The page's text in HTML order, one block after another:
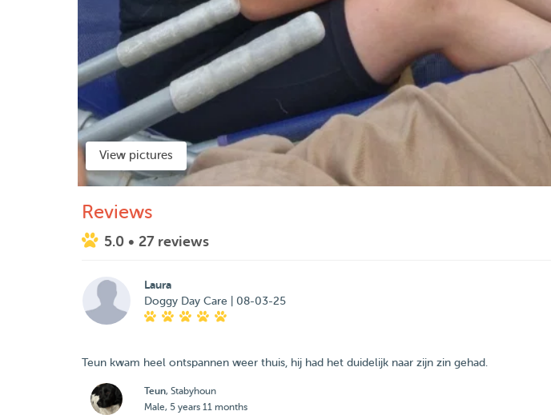
View pictures
Reviews
5.0 • 27 reviews
Laura
Doggy Day Care | 08-03-25
Teun kwam heel ontspannen weer thuis, hij had het duidelijk naar zijn zin gehad.
Teun, Stabyhoun
Male, 5 years 11 months